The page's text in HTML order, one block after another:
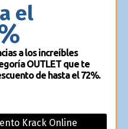
el
a los increíbles
OUTLET que te
de hasta el 72%.
Krack Online